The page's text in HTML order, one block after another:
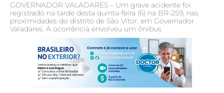
GOVERNADOR VALADARES – Um grave acidente foi
registrado na tarde desta quinta-feira (6) na BR-259, nas
proximidades do distrito de São Vítor, em Governador
Valadares. A ocorrência envolveu um ônibus